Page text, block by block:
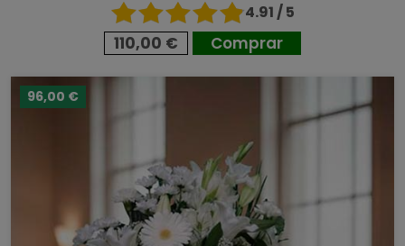
4.91 / 5
110,00 € Comprar
96,00 €